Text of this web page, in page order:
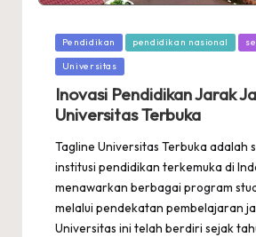
Posted
in
Pendidikan pendidikan nasional
Universitas
Inovasi Pendidikan Jarak
Universitas Terbuka
Tagline Universitas Terbuka adalah
institusi pendidikan terkemuka di
menawarkan berbagai program
melalui pendekatan pembelajaran
Universitas ini telah berdiri sejak